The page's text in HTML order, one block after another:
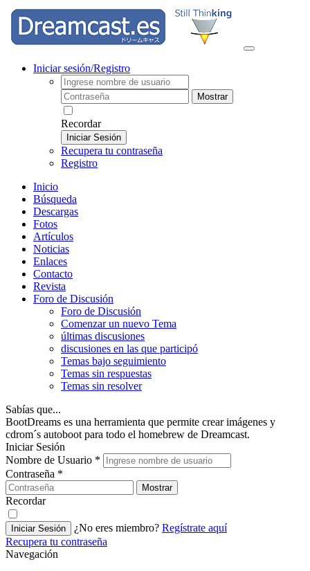
Iniciar sesión/Registro
Mostrar
Recordar
Iniciar Sesión
Recupera tu contraseña
Registro
Inicio
Búsqueda
Descargas
Fotos
Artículos
Noticias
Enlaces
Contacto
Revista
Foro de Discusión
Foro de Discusión
Comenzar un nuevo Tema
últimas discusiones
discusiones en las que participó
Temas bajo seguimiento
Temas sin respuestas
Temas sin resolver
Sabías que...
BootDreams es una herramienta que permite crear imágenes y
cdrom´s autoboot para todo el homebrew de Dreamcast.
Iniciar Sesión
Nombre de Usuario *
Contraseña *
Mostrar
Recordar
Iniciar Sesión ¿No eres miembro? Regístrate aquí
Recupera tu contraseña
Navegación